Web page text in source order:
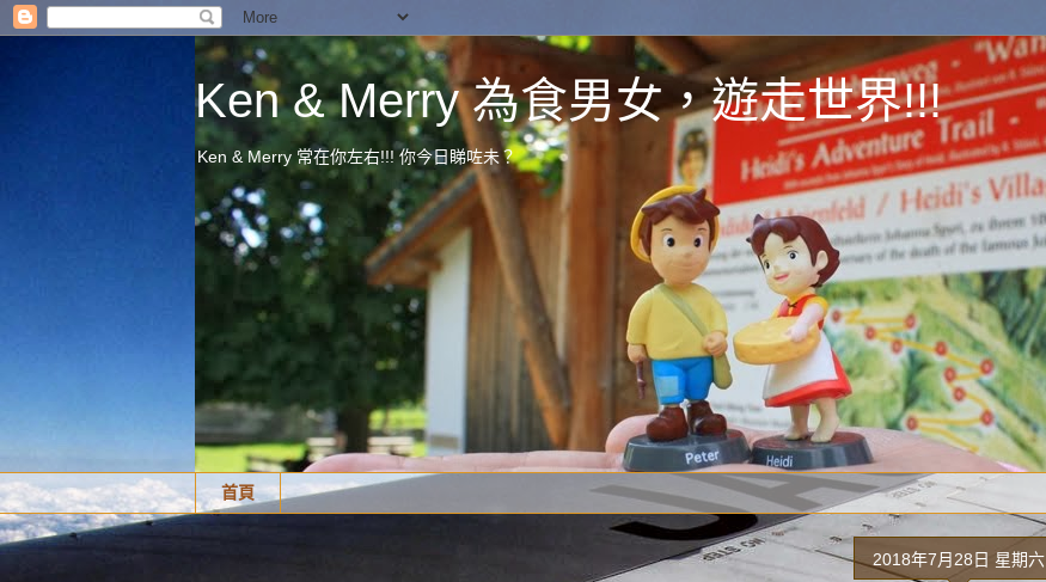
Ken & Merry 為食男女，遊走世界!!!
Ken & Merry 常在你左右!!! 你今日睇咗未？
首頁
2018年7月28日 星期六